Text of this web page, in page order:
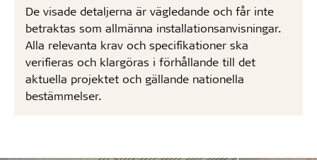
De visade detaljerna är vägledande och får inte
betraktas som allmänna installationsanvisningar.
Alla relevanta krav och specifikationer ska
verifieras och klargöras i förhållande till det
aktuella projektet och gällande nationella
bestämmelser.